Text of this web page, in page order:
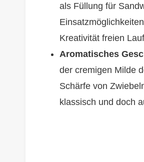
als Füllung für
Kreativität freien
Aromatisches
der cremigen Milde
Schärfe von
klassisch und doch